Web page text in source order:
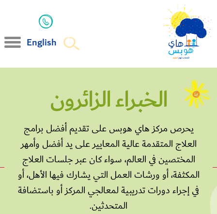
English
الخبراء الزائرون
يحرص مركز هاي هوبس على تقديم أفضل برامج
العلاج المتقدمة عالية المعايير على يد أفضل وأمهر
المختصين في العالم، سواء كان عبر جلسات العلاج
المكثفة، أو ورشات العمل التي يشارك فيها الأهل، أو
في إجراء دورات تدريبية لمعالجي المركز أو باستضافة
المتحدثين.